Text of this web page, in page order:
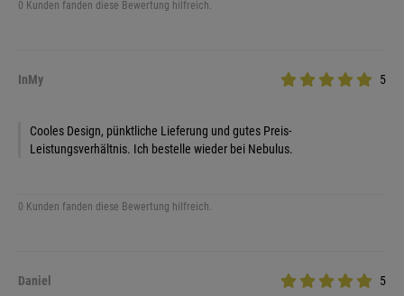
0 Kunden fanden diese Bewertung hilfreich.
InMy 5
Cooles Design, pünktliche Lieferung und gutes Preis-
Leistungsverhältnis. Ich bestelle wieder bei Nebulus.
0 Kunden fanden diese Bewertung hilfreich.
Daniel 5